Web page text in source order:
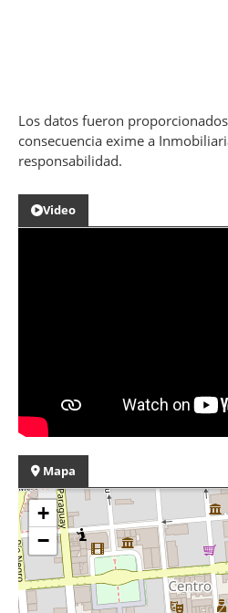
Los datos fueron
consecuencia exime a
responsabilidad.
Video
Mapa
+
−